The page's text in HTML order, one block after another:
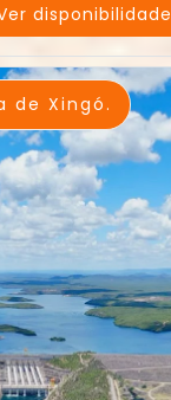
disponibilidade
de Xingó.